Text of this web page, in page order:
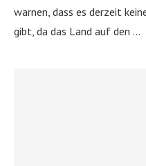
warnen, dass es derzeit
gibt, da das Land auf den …